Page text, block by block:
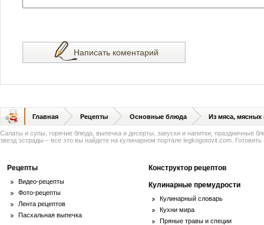
Написать коментарий
Главная Рецепты Основные блюда Из мяса, мясных
Салаты и супы, горячие блюда, выпечка и десерты, закуски и напитки, праздничные
звезд эстрады – все это вы найдете на кулинарном портале legkogotovit.com. Готовить
Рецепты
Видео-рецепты
Фото-рецепты
Лента рецептов
Пасхальная выпечка
Конструктор рецептов
Кулинарные премудрости
Кулинарный словарь
Кухни мира
Пряные травы и специи